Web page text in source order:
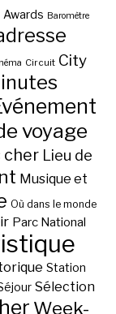
Awards Baromètre
Circuit City
voyage
cher Lieu de
Musique et
Où dans le monde
Parc National
Station
Sélection
Week-